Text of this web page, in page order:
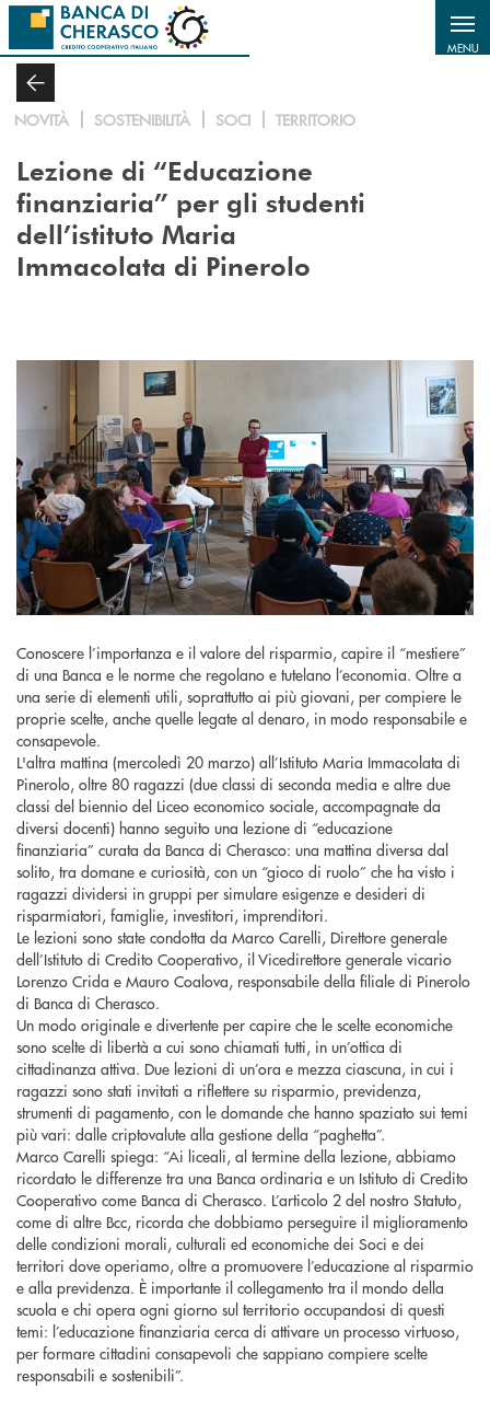
Salta al contenuto principale
MENU
NOVITÀ SOSTENIBILITÀ SOCI TERRITORIO
Lezione di “Educazione
finanziaria” per gli studenti
dell’istituto Maria
Immacolata di Pinerolo
Conoscere l’importanza e il valore del risparmio, capire il “mestiere”
di una Banca e le norme che regolano e tutelano l’economia. Oltre a
una serie di elementi utili, soprattutto ai più giovani, per compiere le
proprie scelte, anche quelle legate al denaro, in modo responsabile e
consapevole.
L'altra mattina (mercoledì 20 marzo) all’Istituto Maria Immacolata di
Pinerolo, oltre 80 ragazzi (due classi di seconda media e altre due
classi del biennio del Liceo economico sociale, accompagnate da
diversi docenti) hanno seguito una lezione di “educazione
finanziaria” curata da Banca di Cherasco: una mattina diversa dal
solito, tra domane e curiosità, con un “gioco di ruolo” che ha visto i
ragazzi dividersi in gruppi per simulare esigenze e desideri di
risparmiatori, famiglie, investitori, imprenditori.
Le lezioni sono state condotta da Marco Carelli, Direttore generale
dell’Istituto di Credito Cooperativo, il Vicedirettore generale vicario
Lorenzo Crida e Mauro Coalova, responsabile della filiale di Pinerolo
di Banca di Cherasco.
Un modo originale e divertente per capire che le scelte economiche
sono scelte di libertà a cui sono chiamati tutti, in un’ottica di
cittadinanza attiva. Due lezioni di un’ora e mezza ciascuna, in cui i
ragazzi sono stati invitati a riflettere su risparmio, previdenza,
strumenti di pagamento, con le domande che hanno spaziato sui temi
più vari: dalle criptovalute alla gestione della “paghetta”.
Marco Carelli spiega: “Ai liceali, al termine della lezione, abbiamo
ricordato le differenze tra una Banca ordinaria e un Istituto di Credito
Cooperativo come Banca di Cherasco. L’articolo 2 del nostro Statuto,
come di altre Bcc, ricorda che dobbiamo perseguire il miglioramento
delle condizioni morali, culturali ed economiche dei Soci e dei
territori dove operiamo, oltre a promuovere l’educazione al risparmio
e alla previdenza. È importante il collegamento tra il mondo della
scuola e chi opera ogni giorno sul territorio occupandosi di questi
temi: l’educazione finanziaria cerca di attivare un processo virtuoso,
per formare cittadini consapevoli che sappiano compiere scelte
responsabili e sostenibili”.